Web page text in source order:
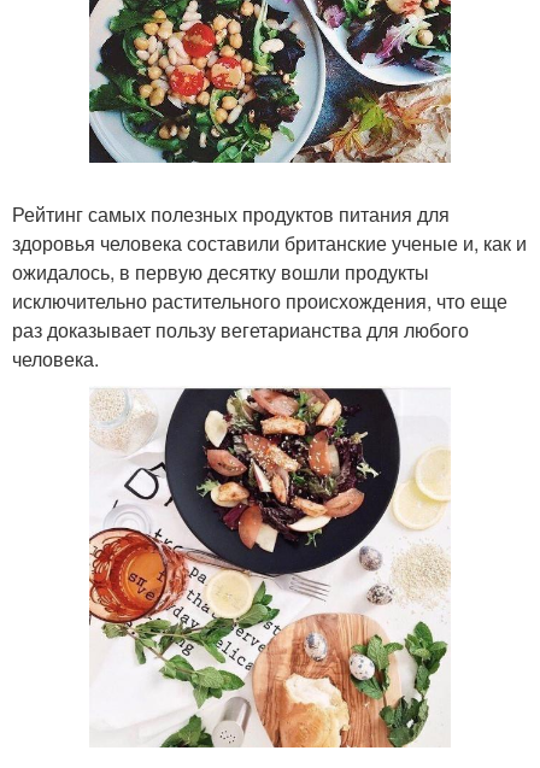
Рейтинг самых полезных продуктов питания для
здоровья человека составили британские ученые и, как и
ожидалось, в первую десятку вошли продукты
исключительно растительного происхождения, что еще
раз доказывает пользу вегетарианства для любого
человека.